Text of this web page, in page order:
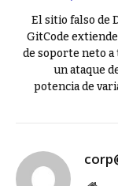
El sitio falso de
GitCode
de soporte neto a
un ataque
potencia de